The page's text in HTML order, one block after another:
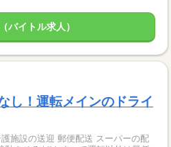
バイトル求人）
し！運転メインのドライ
施設の送迎 郵便配送 スーパーの配